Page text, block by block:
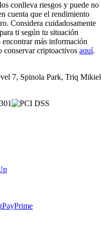
conlleva riesgos y puede no
cuenta que el rendimiento
Considera cuidadosamente
ti según tu situación
más información
conservar criptoactivos aquí.
7, Spinola Park, Triq Mikiel
PayPrime